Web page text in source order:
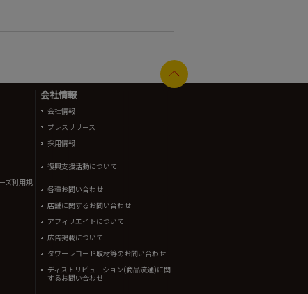
ズ利用規
会社情報
会社情報
プレスリリース
採用情報
復興支援活動について
各種お問い合わせ
店舗に関するお問い合わせ
アフィリエイトについて
広告掲載について
タワーレコード取材等のお問い合わせ
ディストリビューション(商品流通)に関
するお問い合わせ